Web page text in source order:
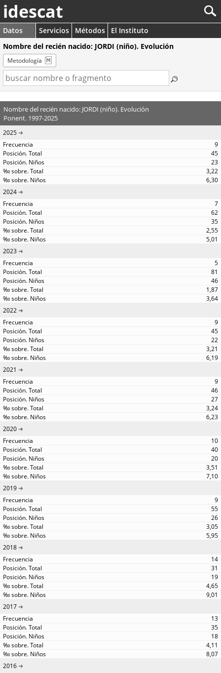
idescat
Datos Servicios Métodos
El Instituto
Nombre del recién nacido: JORDI (niño). Evolución
Metodología
Nombre del recién nacido: JORDI (niño). Evolución
Ponent. 1997-2025
2025
9
45
23
3,22
6,30
2024
7
62
35
2,55
5,01
2023
5
81
46
1,87
3,64
2022
9
45
22
3,21
6,19
2021
9
46
27
3,24
6,23
2020
10
40
20
3,51
7,10
2019
9
55
26
3,05
5,95
2018
14
31
19
4,65
9,01
2017
13
35
18
4,11
8,07
2016